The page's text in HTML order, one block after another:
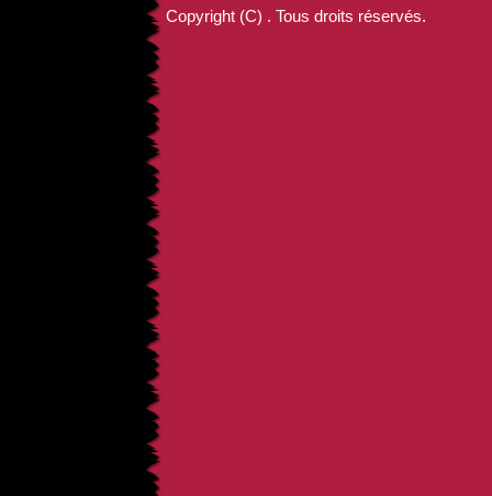
Copyright (C) . Tous droits réservés.